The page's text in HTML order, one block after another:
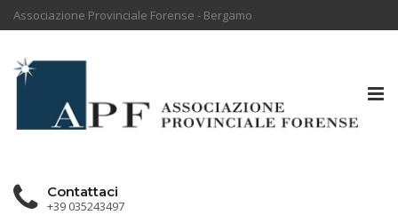
Associazione Provinciale Forense - Bergamo
Contattaci
+39 035243497